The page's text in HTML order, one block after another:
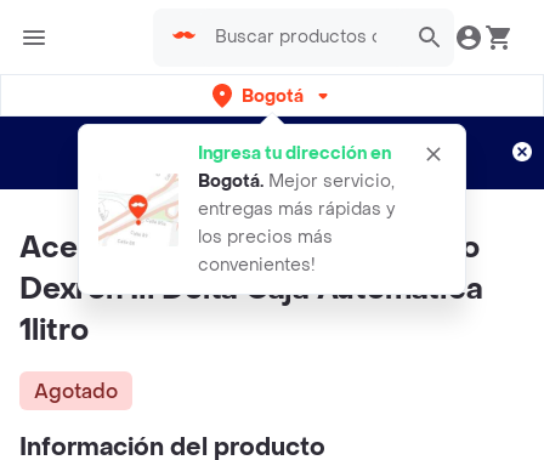
Bogotá
Ingresa tu dirección en
Bogotá. Mejor servicio,
entregas más rápidas y
los precios más
convenientes!
envíos gratis por semanas
Aplican TyC
Aceite Caja Automatica Atf Tipo
Dexron Iii Delta Caja Automatica
1litro
Agotado
Información del producto